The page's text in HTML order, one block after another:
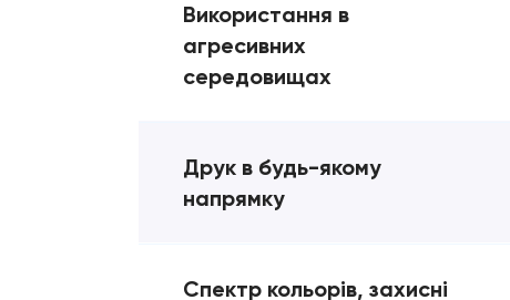
Використання в
агресивних
середовищах
Друк в будь-якому
напрямку
Спектр кольорів, захисні